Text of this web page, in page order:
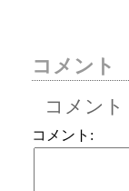
コメント
コメント
コメント: